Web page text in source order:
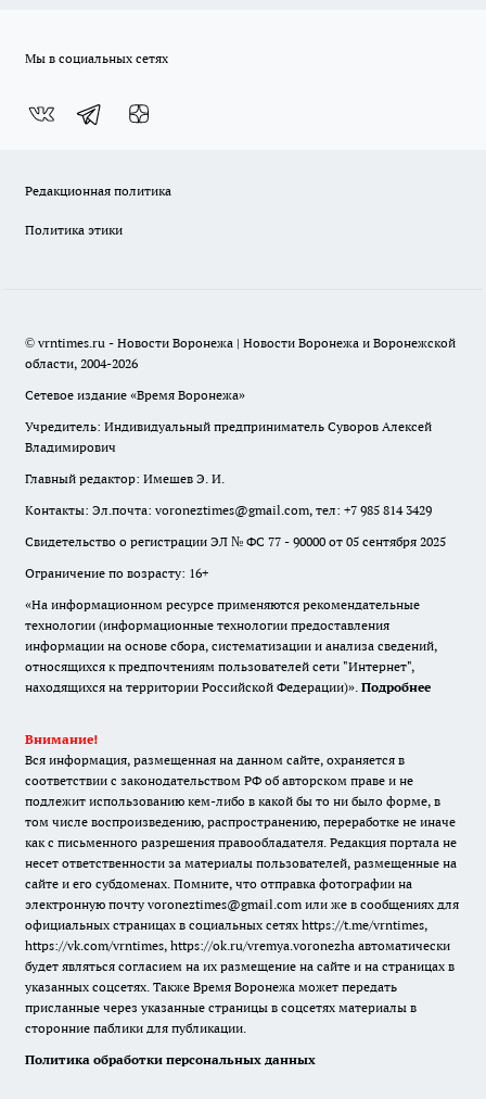
Мы в социальных сетях
Редакционная политика
Политика этики
© vrntimes.ru - Новости Воронежа | Новости Воронежа и Воронежской
области, 2004-2026
Сетевое издание «Время Воронежа»
Учредитель: Индивидуальный предприниматель Суворов Алексей
Владимирович
Главный редактор: Имешев Э. И.
Контакты: Эл.почта: voroneztimes@gmail.com, тел: +7 985 814 3429
Свидетельство о регистрации ЭЛ № ФС 77 - 90000 от 05 сентября 2025
Ограничение по возрасту: 16+
«На информационном ресурсе применяются рекомендательные
технологии (информационные технологии предоставления
информации на основе сбора, систематизации и анализа сведений,
относящихся к предпочтениям пользователей сети "Интернет",
находящихся на территории Российской Федерации)». Подробнее
Внимание!
Вся информация, размещенная на данном сайте, охраняется в
соответствии с законодательством РФ об авторском праве и не
подлежит использованию кем-либо в какой бы то ни было форме, в
том числе воспроизведению, распространению, переработке не иначе
как с письменного разрешения правообладателя. Редакция портала не
несет ответственности за материалы пользователей, размещенные на
сайте и его субдоменах. Помните, что отправка фотографии на
электронную почту voroneztimes@gmail.com или же в сообщениях для
официальных страницах в социальных сетях https://t.me/vrntimes,
https://vk.com/vrntimes, https://ok.ru/vremya.voronezha автоматически
будет являться согласием на их размещение на сайте и на страницах в
указанных соцсетях. Также Время Воронежа может передать
присланные через указанные страницы в соцсетях материалы в
сторонние паблики для публикации.
Политика обработки персональных данных